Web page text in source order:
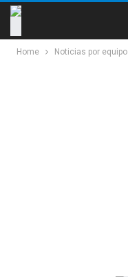
Home Noticias por equipo